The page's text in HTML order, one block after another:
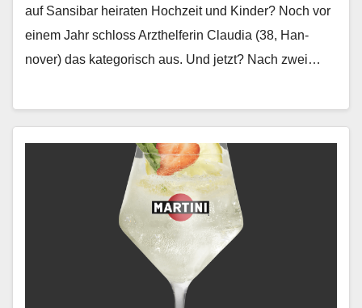
auf Sansibar heiraten Hochzeit und Kinder? Noch vor
einem Jahr schloss Arzthelferin Clau­dia (38, Han­
nover) das kat­e­gorisch aus. Und jet­zt? Nach zwei…